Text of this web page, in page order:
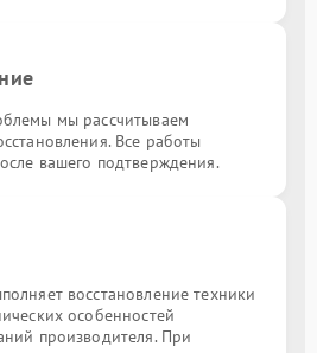
мы рассчитываем
Все работы
вашего подтверждения.
восстановление техники
особенностей
производителя. При